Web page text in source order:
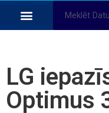
LG
Optimus